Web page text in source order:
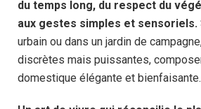
du temps long, du respect du
aux gestes simples et sensoriels.
urbain ou dans un jardin de
discrètes mais puissantes,
domestique élégante et bienfaisante.